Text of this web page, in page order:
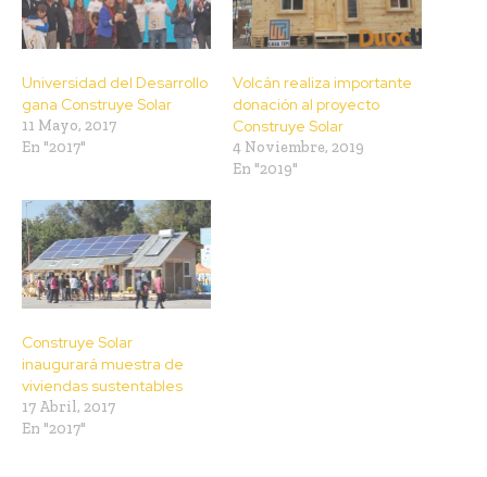
Universidad del Desarrollo
gana Construye Solar
11 Mayo, 2017
En "2017"
Volcán realiza importante
donación al proyecto
Construye Solar
4 Noviembre, 2019
En "2019"
Construye Solar
inaugurará muestra de
viviendas sustentables
17 Abril, 2017
En "2017"